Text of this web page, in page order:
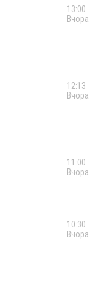
13:00
Вчора
12:13
Вчора
11:00
Вчора
10:30
Вчора